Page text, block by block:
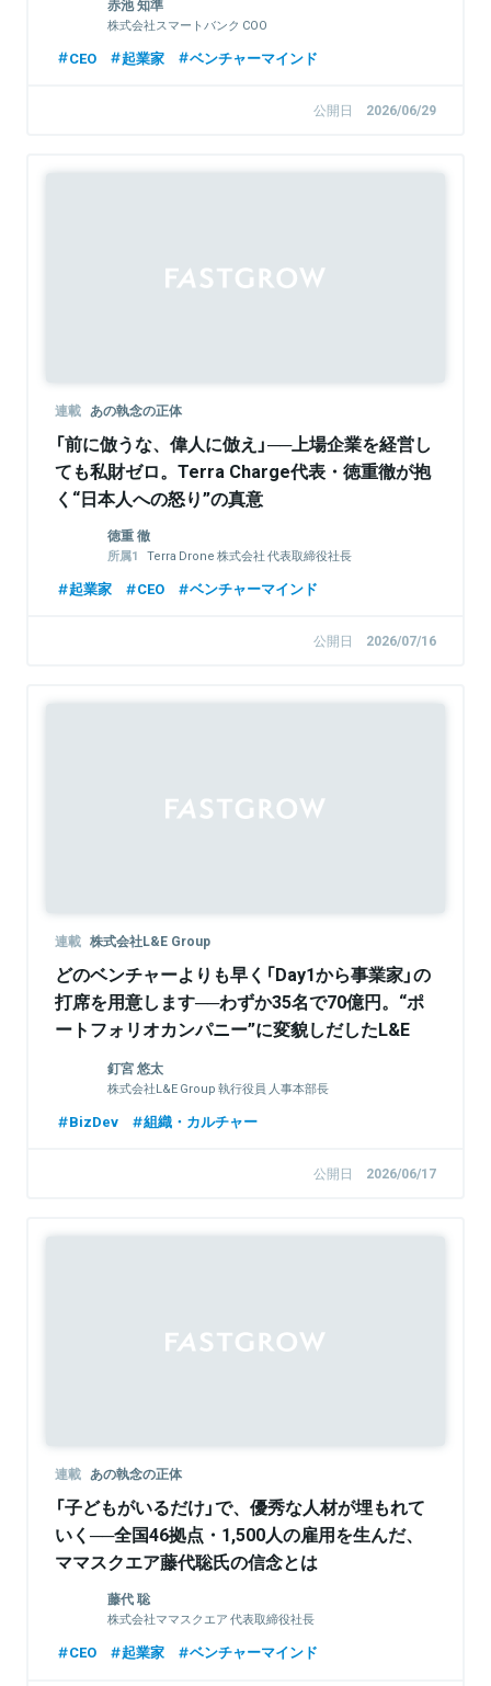
赤池 知準
株式会社スマートバンク COO
CEO 起業家 ベンチャーマインド
公開日 2026/06/29
連載 あの執念の正体
「前に倣うな、偉人に倣え」──上場企業を経営し
ても私財ゼロ。Terra Charge代表・徳重徹が抱
く“日本人への怒り”の真意
徳重 徹
Terra Drone 株式会社 代表取締役社長
起業家 CEO ベンチャーマインド
公開日 2026/07/16
連載 株式会社L&E Group
どのベンチャーよりも早く「Day1から事業家」の
打席を用意します──わずか35名で70億円。“ポ
ートフォリオカンパニー”に変貌しだしたL&E
Groupの実態
釘宮 悠太
株式会社L&E Group 執行役員 人事本部長
BizDev 組織・カルチャー
公開日 2026/06/17
連載 あの執念の正体
「子どもがいるだけ」で、優秀な人材が埋もれて
いく──全国46拠点・1,500人の雇用を生んだ、
ママスクエア藤代聡氏の信念とは
藤代 聡
株式会社ママスクエア 代表取締役社長
CEO 起業家 ベンチャーマインド